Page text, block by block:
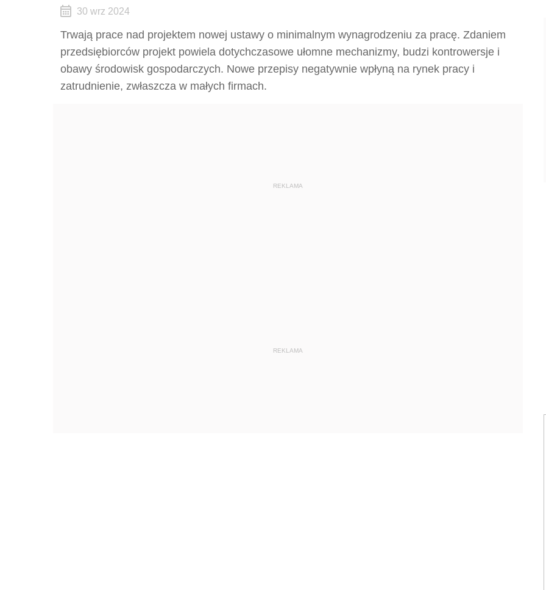
30 wrz 2024
Trwają prace nad projektem nowej ustawy o minimalnym wynagrodzeniu za pracę. Zdaniem
przedsiębiorców projekt powiela dotychczasowe ułomne mechanizmy, budzi kontrowersje i
obawy środowisk gospodarczych. Nowe przepisy negatywnie wpłyną na rynek pracy i
zatrudnienie, zwłaszcza w małych firmach.
REKLAMA
REKLAMA